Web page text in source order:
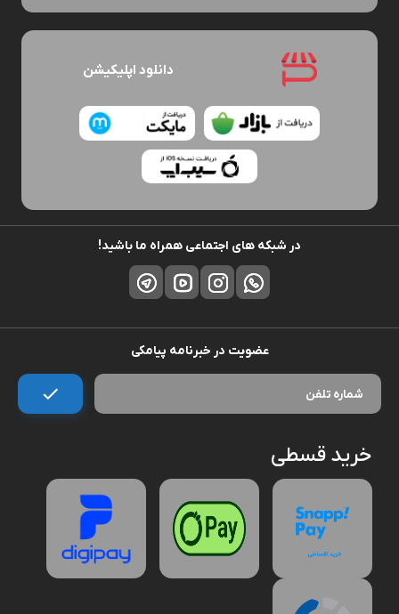
دانلود اپلیکیشن
در شبکه های اجتماعی همراه ما باشید!
عضویت در خبرنامه پیامکی
خرید قسطی